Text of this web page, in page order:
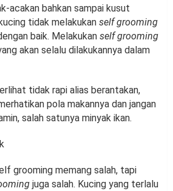
acakan bahkan sampai kusut
tidak melakukan self grooming
baik. Melakukan self grooming
akan selalu dilakukannya dalam
tidak rapi alias berantakan,
pola makannya dan jangan
salah satunya minyak ikan.
grooming memang salah, tapi
juga salah. Kucing yang terlalu